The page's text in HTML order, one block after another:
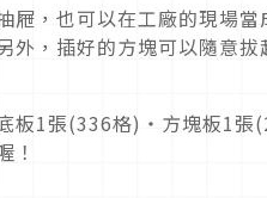
屜，也可以在工廠的現場
外，插好的方塊可以隨意
板1張(336格)・方塊板1
！